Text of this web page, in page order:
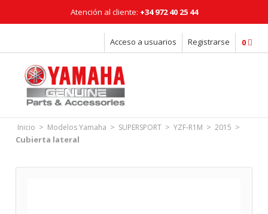
Atención al cliente: +34 972 40 25 44
Horario: Lunes a Viernes: 08:00 - 18:00h
Acceso a usuarios Registrarse 0
Inicio > Modelos Yamaha > SUPERSPORT > YZF-R1M > 2015 >
Cubierta lateral